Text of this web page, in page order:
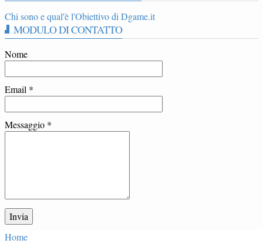
Chi sono e qual'è l'Obiettivo di Dgame.it
MODULO DI CONTATTO
Nome
Email *
Messaggio *
Home